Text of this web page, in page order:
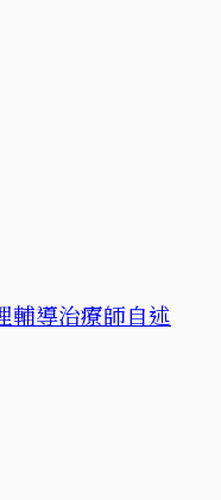
導治療師自述